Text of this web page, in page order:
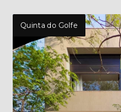
Quinta do Golfe